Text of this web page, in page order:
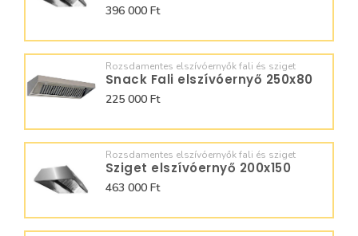
396 000 Ft
Rozsdamentes elszívóernyők fali és sziget
Snack Fali elszívóernyő 250x80
225 000 Ft
Rozsdamentes elszívóernyők fali és sziget
Sziget elszívóernyő 200x150
463 000 Ft